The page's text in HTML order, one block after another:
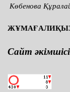
Көбенова
Сайт